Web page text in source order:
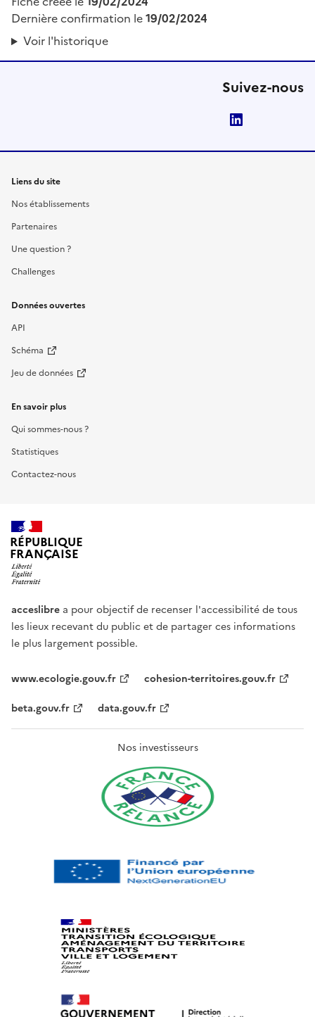
Dernière confirmation le19/02/2024
Voir l'historique
Suivez-nous
Liens du site
Nos établissements
Partenaires
Une question ?
Challenges
Données ouvertes
API
Schéma
Jeu de données
En savoir plus
Qui sommes-nous ?
Statistiques
Contactez-nous
RÉPUBLIQUE
FRANÇAISE
acceslibre a pour objectif de recenser l'accessibilité de tous
les lieux recevant du public et de partager ces informations
le plus largement possible.
www.ecologie.gouv.fr
cohesion-territoires.gouv.fr
beta.gouv.fr
data.gouv.fr
Nos investisseurs